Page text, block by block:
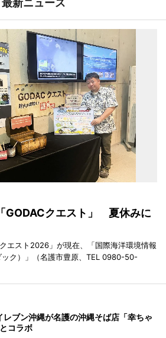
GODACクエスト」 夏休みに
エスト2026」が現在、「国際海洋環境情報
ック）」（名護市豊原、TEL 0980-50-
レブン沖縄が名護の沖縄そば店「幸ちゃ
コラボ